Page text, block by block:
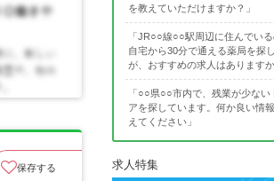
保存する
を教えていただけますか？」
「JR○○線○○駅周辺に住んでいる
自宅から30分で通える薬局を探
が、おすすめの求人はありますか
「○○県○○市内で、残業が少ない
アを探しています。何か良い情
えてください」
求人特集